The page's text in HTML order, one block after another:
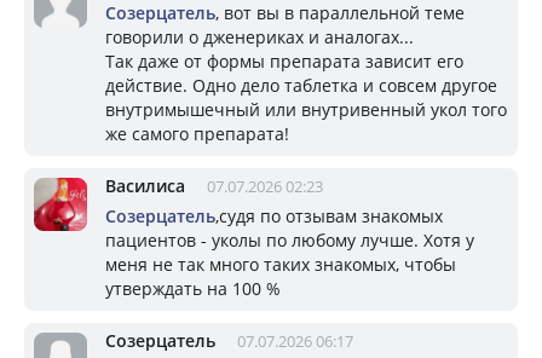
Созерцатель, вот вы в параллельной теме
говорили о дженериках и аналогах...
Так даже от формы препарата зависит его
действие. Одно дело таблетка и совсем другое
внутримышечный или внутривенный укол того
же самого препарата!
Василиса 07.07.2026 02:23
Созерцатель,судя по отзывам знакомых
пациентов - уколы по любому лучше. Хотя у
меня не так много таких знакомых, чтобы
утверждать на 100 %
Созерцатель 07.07.2026 06:17